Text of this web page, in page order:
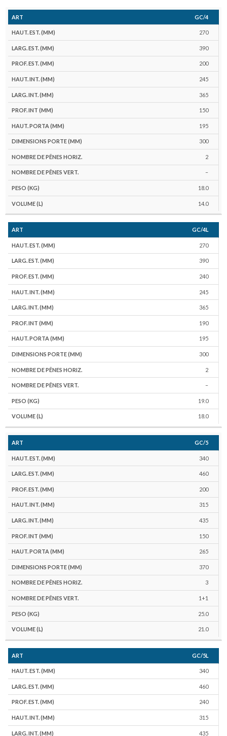
(mm)
(mm)
Nombre
de
pênes
Horiz.
GC/4
270
390
200
245
365
150
195
300
2
–
18.0
14.0
GC/4L
270
390
240
245
365
190
195
300
2
–
19.0
18.0
GC/5
340
460
200
315
435
150
265
370
3
1+1
25.0
21.0
GC/5L
340
460
240
315
435